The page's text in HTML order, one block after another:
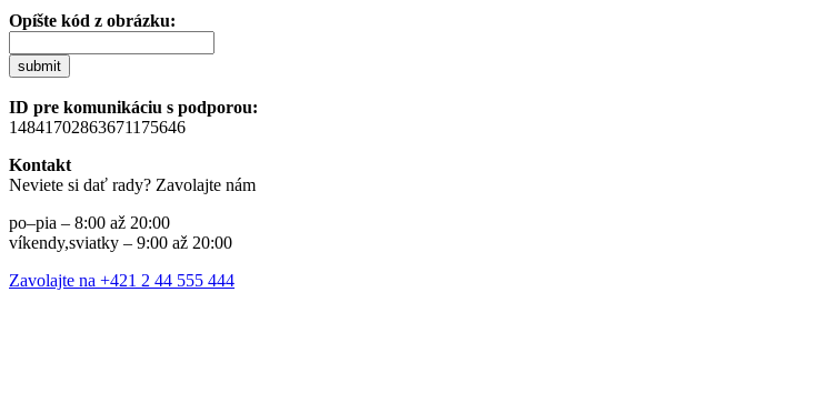
Opíšte kód z obrázku:
submit
ID pre komunikáciu s podporou:
14841702863671175646
Kontakt
Neviete si dať rady? Zavolajte nám
po–pia – 8:00 až 20:00
víkendy,sviatky – 9:00 až 20:00
Zavolajte na +421 2 44 555 444